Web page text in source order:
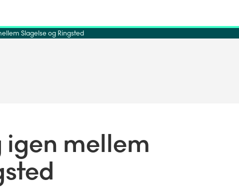
Slagelse og Ringsted
igen mellem